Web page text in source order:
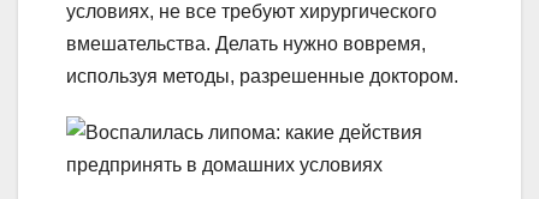
условиях, не все требуют хирургического
вмешательства. Делать нужно вовремя,
используя методы, разрешенные доктором.